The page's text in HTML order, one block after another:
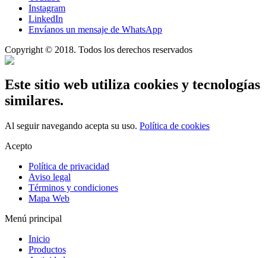
Instagram
LinkedIn
Envíanos un mensaje de WhatsApp
Copyright © 2018. Todos los derechos reservados
Este sitio web utiliza cookies y tecnologías
similares.
Al seguir navegando acepta su uso. Política de cookies
Acepto
Política de privacidad
Aviso legal
Términos y condiciones
Mapa Web
Menú principal
Inicio
Productos